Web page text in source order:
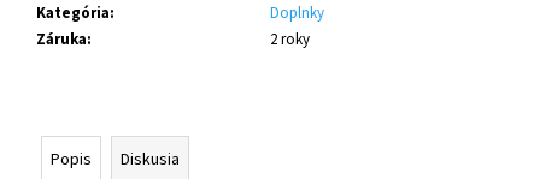
Kategória:
Doplnky
Záruka: 2 roky
Popis Diskusia
ú